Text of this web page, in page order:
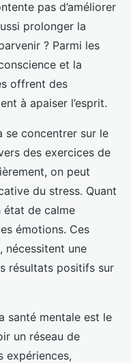
pas d’améliorer
prolonger la
? Parmi les
et la
offrent des
à apaiser l’esprit.
se concentrer sur le
des exercices de
on peut
du stress. Quant
état de calme
émotions. Ces
nécessitent une
résultats positifs sur
santé mentale est le
un réseau de
expériences,